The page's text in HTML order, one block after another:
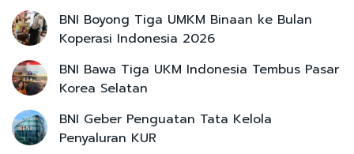
BNI Boyong Tiga UMKM Binaan ke Bulan
Koperasi Indonesia 2026
BNI Bawa Tiga UKM Indonesia Tembus Pasar
Korea Selatan
BNI Geber Penguatan Tata Kelola
Penyaluran KUR